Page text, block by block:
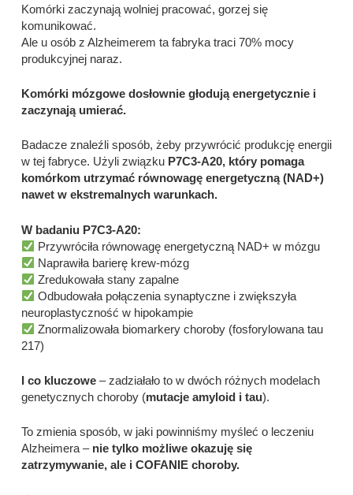
Komórki zaczynają wolniej pracować, gorzej się
komunikować.
Ale u osób z Alzheimerem ta fabryka traci 70% mocy
produkcyjnej naraz.
Komórki mózgowe dosłownie głodują energetycznie i
zaczynają umierać.
Badacze znaleźli sposób, żeby przywrócić produkcję energii
w tej fabryce. Użyli związku P7C3-A20, który pomaga
komórkom utrzymać równowagę energetyczną (NAD+)
nawet w ekstremalnych warunkach.
W badaniu P7C3-A20:
Przywróciła równowagę energetyczną NAD+ w mózgu
Naprawiła barierę krew-mózg
Zredukowała stany zapalne
Odbudowała połączenia synaptyczne i zwiększyła
neuroplastyczność w hipokampie
Znormalizowała biomarkery choroby (fosforylowana tau
217)
I co kluczowe – zadziałało to w dwóch różnych modelach
genetycznych choroby (mutacje amyloid i tau).
To zmienia sposób, w jaki powinniśmy myśleć o leczeniu
Alzheimera –nie tylko możliwe okazuję się
zatrzymywanie, ale i COFANIE choroby.